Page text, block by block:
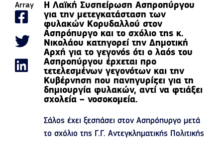
Array
Η Λαϊκή Συσπείρωση Ασπροπύργου
για την μετεγκατάσταση των
φυλακών Κορυδαλλού στον
Ασπρόπυργο και το σχόλιο της κ.
Νικολάου κατηγορεί την Δημοτική
Αρχή για το γεγονός ότι ο λαός του
Ασπροπύργου έρχεται προ
τετελεσμένων γεγονότων και την
Κυβέρνηση που πανηγυρίζει για τη
δημιουργία φυλακών, αντί να φτιάξει
σχολεία – νοσοκομεία.
Σάλος έχει ξεσπάσει στον Ασπρόπυργο μετά
το σχόλιο της Γ.Γ. Αντεγκληματικής Πολιτικής